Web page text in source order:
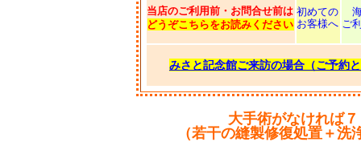
当店のご利用前・お問合せ前は
どうぞこちらをお読みください
初めての
お客様へ ご
みさと記念館ご来訪の場合（ご予約
大手術がなければ
（若干の縫製修復処置＋